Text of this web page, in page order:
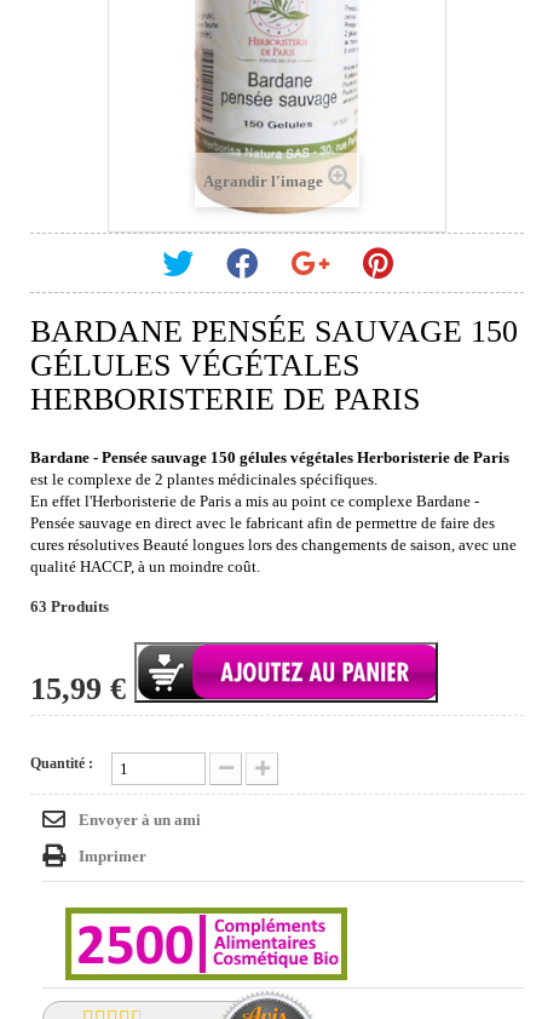
Agrandir l'image
BARDANE PENSÉE SAUVAGE 150
GÉLULES VÉGÉTALES
HERBORISTERIE DE PARIS
Bardane - Pensée sauvage 150 gélules végétales Herboristerie de Paris
est le complexe de 2 plantes médicinales spécifiques.
En effet l'Herboristerie de Paris a mis au point ce complexe Bardane -
Pensée sauvage en direct avec le fabricant afin de permettre de faire des
cures résolutives Beauté longues lors des changements de saison, avec une
qualité HACCP, à un moindre coût.
63 Produits
15,99 €
Quantité :
Envoyer à un ami
Imprimer